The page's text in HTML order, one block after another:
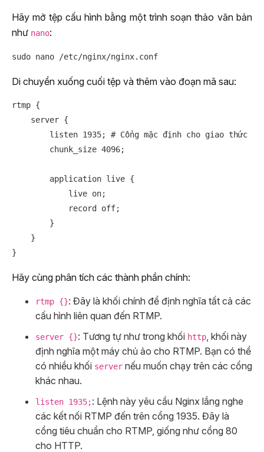
Hãy mở tệp cấu hình bằng một trình soạn thảo văn bản
như nano:
Di chuyển xuống cuối tệp và thêm vào đoạn mã sau:
rtmp {
    server {
listen 1935; # Cổng mặc định cho giao thức
        chunk_size 4096;
        application live {
            live on;
            record off;
        }
    }
Hãy cùng phân tích các thành phần chính:
rtmp {}: Đây là khối chính để định nghĩa tất cả các
cấu hình liên quan đến RTMP.
server {}: Tương tự như trong khối http, khối này
định nghĩa một máy chủ ảo cho RTMP. Bạn có thể
có nhiều khối server nếu muốn chạy trên các cổng
khác nhau.
listen 1935;: Lệnh này yêu cầu Nginx lắng nghe
các kết nối RTMP đến trên cổng 1935. Đây là
cổng tiêu chuẩn cho RTMP, giống như cổng 80
cho HTTP.